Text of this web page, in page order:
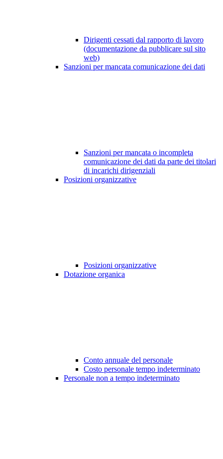
Dirigenti cessati dal rapporto di lavoro
(documentazione da pubblicare sul sito
web)
Sanzioni per mancata comunicazione dei dati
Sanzioni per mancata o incompleta
comunicazione dei dati da parte dei titolari
di incarichi dirigenziali
Posizioni organizzative
Posizioni organizzative
Dotazione organica
Conto annuale del personale
Costo personale tempo indeterminato
Personale non a tempo indeterminato